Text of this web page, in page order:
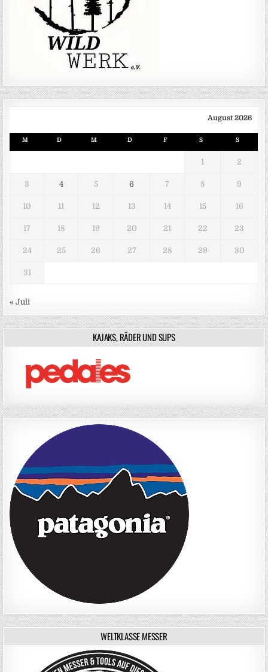
August 2026
M D M D F S S
1 2
3 4 5 6 7 8 9
10 11 12 13 14 15 16
17 18 19 20 21 22 23
24 25 26 27 28 29 30
31
« Juli
KAJAKS, RÄDER UND SUPS
WELTKLASSE MESSER